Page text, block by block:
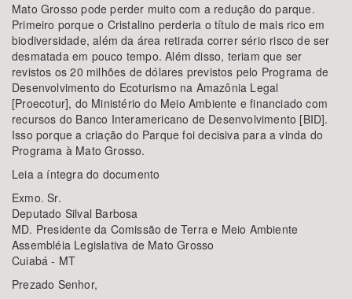
Mato Grosso pode perder muito com a redução do parque.
Primeiro porque o Cristalino perderia o título de mais rico em
biodiversidade, além da área retirada correr sério risco de ser
desmatada em pouco tempo. Além disso, teriam que ser
revistos os 20 milhões de dólares previstos pelo Programa de
Desenvolvimento do Ecoturismo na Amazônia Legal
[Proecotur], do Ministério do Meio Ambiente e financiado com
recursos do Banco Interamericano de Desenvolvimento [BID].
Isso porque a criação do Parque foi decisiva para a vinda do
Programa à Mato Grosso.
Leia a íntegra do documento
Exmo. Sr.
Deputado Silval Barbosa
MD. Presidente da Comissão de Terra e Meio Ambiente
Assembléia Legislativa de Mato Grosso
Cuiabá - MT
Prezado Senhor,